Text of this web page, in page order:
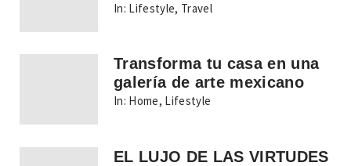
In: Lifestyle, Travel
Transforma tu casa en una
galería de arte mexicano
In: Home, Lifestyle
EL LUJO DE LAS VIRTUDES